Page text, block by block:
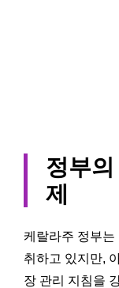
정부
제
케랄라주 정부
취하고 있지만,
장 관리 지침을